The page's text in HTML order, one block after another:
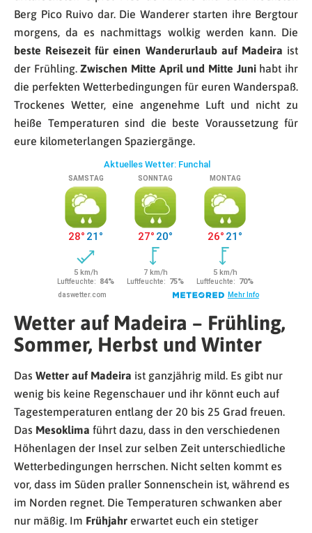
Berg Pico Ruivo dar. Die Wanderer starten ihre Bergtour
morgens, da es nachmittags wolkig werden kann. Die
beste Reisezeit für einen Wanderurlaub auf Madeira ist
der Frühling. Zwischen Mitte April und Mitte Junihabt ihr
die perfekten Wetterbedingungen für euren Wanderspaß.
Trockenes Wetter, eine angenehme Luft und nicht zu
heiße Temperaturen sind die beste Voraussetzung für
eure kilometerlangen Spaziergänge.
Wetter auf Madeira – Frühling,
Sommer, Herbst und Winter
Das Wetter auf Madeira ist ganzjährig mild. Es gibt nur
wenig bis keine Regenschauer und ihr könnt euch auf
Tagestemperaturen entlang der 20 bis 25 Grad freuen.
Das Mesoklima führt dazu, dass in den verschiedenen
Höhenlagen der Insel zur selben Zeit unterschiedliche
Wetterbedingungen herrschen. Nicht selten kommt es
vor, dass im Süden praller Sonnenschein ist, während es
im Norden regnet. Die Temperaturen schwanken aber
nur mäßig. Im Frühjahr erwartet euch ein stetiger